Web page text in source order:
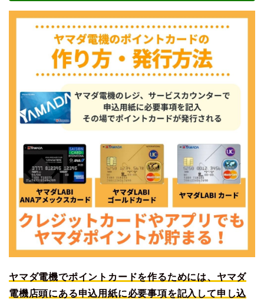
ヤマダ電機でポイントカードを作るためには、ヤマダ
電機店頭にある申込用紙に必要事項を記入して申し込